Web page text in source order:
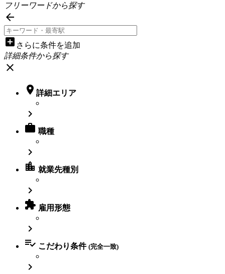
フリーワードから探す

add_box さらに条件を追加
詳細条件から探す
close
 詳細エリア

 職種

location_city 就業先種別

 雇用形態

 こだわり条件 (完全一致)
